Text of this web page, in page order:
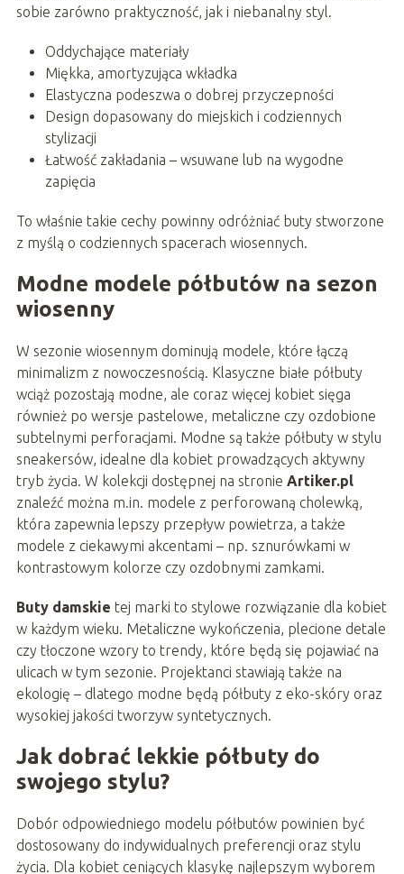
sobie zarówno praktyczność, jak i niebanalny styl.
Oddychające materiały
Miękka, amortyzująca wkładka
Elastyczna podeszwa o dobrej przyczepności
Design dopasowany do miejskich i codziennych
stylizacji
Łatwość zakładania – wsuwane lub na wygodne
zapięcia
To właśnie takie cechy powinny odróżniać buty stworzone
z myślą o codziennych spacerach wiosennych.
Modne modele półbutów na sezon
wiosenny
W sezonie wiosennym dominują modele, które łączą
minimalizm z nowoczesnością. Klasyczne białe półbuty
wciąż pozostają modne, ale coraz więcej kobiet sięga
również po wersje pastelowe, metaliczne czy ozdobione
subtelnymi perforacjami. Modne są także półbuty w stylu
sneakersów, idealne dla kobiet prowadzących aktywny
tryb życia. W kolekcji dostępnej na stronie Artiker.pl
znaleźć można m.in. modele z perforowaną cholewką,
która zapewnia lepszy przepływ powietrza, a także
modele z ciekawymi akcentami – np. sznurówkami w
kontrastowym kolorze czy ozdobnymi zamkami.
Buty damskie tej marki to stylowe rozwiązanie dla kobiet
w każdym wieku. Metaliczne wykończenia, plecione detale
czy tłoczone wzory to trendy, które będą się pojawiać na
ulicach w tym sezonie. Projektanci stawiają także na
ekologię – dlatego modne będą półbuty z eko-skóry oraz
wysokiej jakości tworzyw syntetycznych.
Jak dobrać lekkie półbuty do
swojego stylu?
Dobór odpowiedniego modelu półbutów powinien być
dostosowany do indywidualnych preferencji oraz stylu
życia. Dla kobiet ceniących klasykę najlepszym wyborem